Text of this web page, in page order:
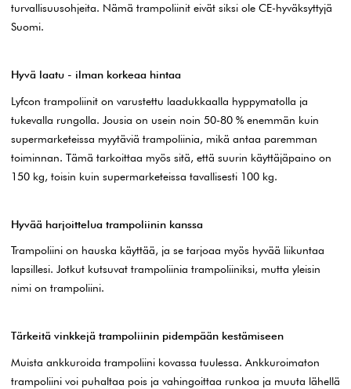
turvallisuusohjeita. Nämä trampoliinit eivät siksi ole CE-hyväksyttyjä
Suomi.
Hyvä laatu - ilman korkeaa hintaa
Lyfcon trampoliinit on varustettu laadukkaalla hyppymatolla ja
tukevalla rungolla. Jousia on usein noin 50-80 % enemmän kuin
supermarketeissa myytäviä trampoliinia, mikä antaa paremman
toiminnan. Tämä tarkoittaa myös sitä, että suurin käyttäjäpaino on
150 kg, toisin kuin supermarketeissa tavallisesti 100 kg.
Hyvää harjoittelua trampoliinin kanssa
Trampoliini on hauska käyttää, ja se tarjoaa myös hyvää liikuntaa
lapsillesi. Jotkut kutsuvat trampoliinia trampoliiniksi, mutta yleisin
nimi on trampoliini.
Tärkeitä vinkkejä trampoliinin pidempään kestämiseen
Muista ankkuroida trampoliini kovassa tuulessa. Ankkuroimaton
trampoliini voi puhaltaa pois ja vahingoittaa runkoa ja muuta lähellä